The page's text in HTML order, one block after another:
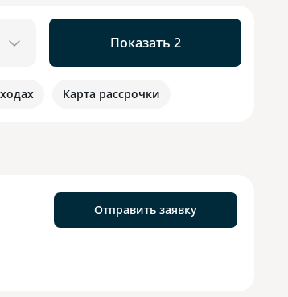
Показать 2
Карта рассрочки
Отправить заявку